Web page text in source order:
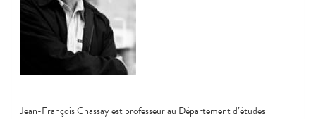
Jean-François Chassay est professeur au Département d’études